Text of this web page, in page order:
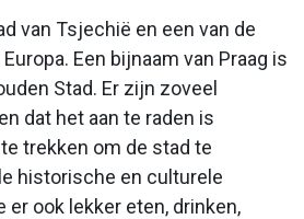
van Tsjechië en een van de
Een bijnaam van Praag is
Stad. Er zijn zoveel
dat het aan te raden is
trekken om de stad te
historische en culturele
er ook lekker eten, drinken,